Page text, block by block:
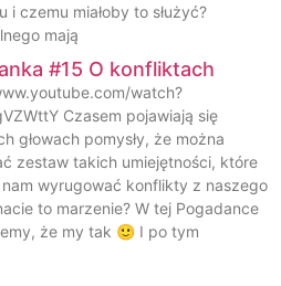
i czemu miałoby to służyć?
mają
#15 O konfliktach
watch?
Czasem pojawiają się
głowach pomysły, że można
zestaw takich umiejętności, które
wyrugować konflikty z naszego
to marzenie? W tej Pogadance
że my tak 🙂 I po tym